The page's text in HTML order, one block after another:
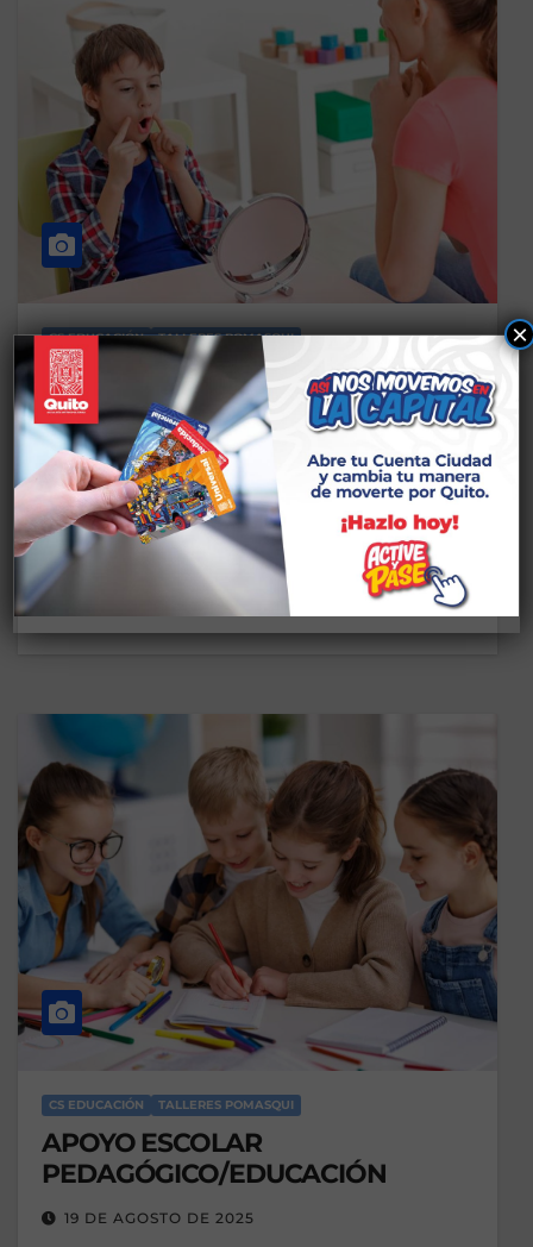
CS EDUCACIÓN TALLERES POMASQUI
TERAPIA DE LENGUAJE /
EDUCACIÓN/ SÁBADOS
19 DE AGOSTO DE 2025
CASA SOMOS POMASQUI Menú Información 57
Casas Somos Quito Talleres Deja tú opinión
Calderón Chocó Andino Eugenio Espejo Eloy
Alfaro…
CS EDUCACIÓN TALLERES POMASQUI
APOYO ESCOLAR
PEDAGÓGICO/EDUCACIÓN
19 DE AGOSTO DE 2025
×